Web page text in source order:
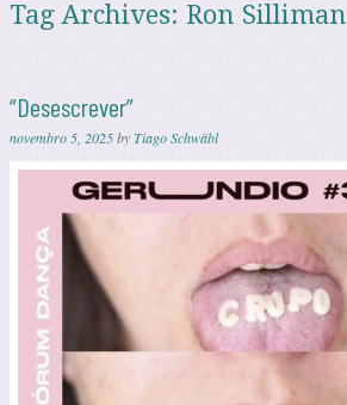
Tag Archives: Ron Silliman
“Desescrever”
novembro 5, 2025byTiago Schwäbl